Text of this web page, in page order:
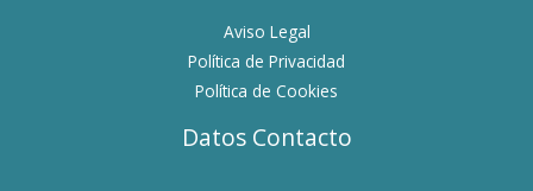
Aviso Legal
Política de Privacidad
Política de Cookies
Datos Contacto